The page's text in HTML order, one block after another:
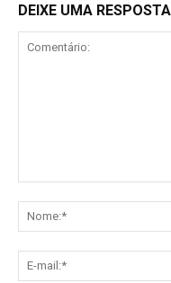
DEIXE UMA RESPOSTA